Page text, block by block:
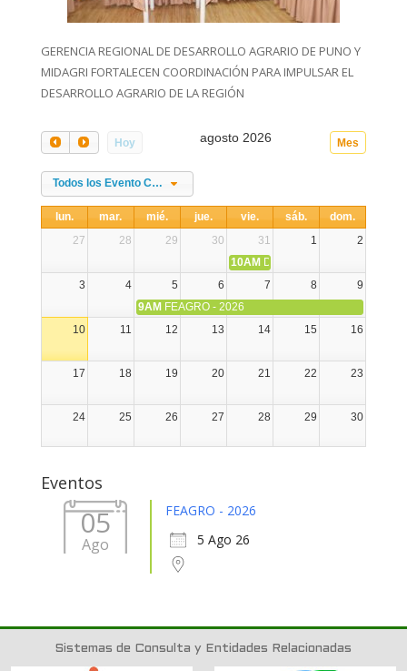
GERENCIA REGIONAL DE DESARROLLO AGRARIO DE PUNO Y
MIDAGRI FORTALECEN COORDINACIÓN PARA IMPULSAR EL
DESARROLLO AGRARIO DE LA REGIÓN
Hoy Mes
agosto 2026
Todos los Evento Categories
lun. mar. mié. jue. vie. sáb.
dom.
27
28 29 30 31 1
2
10AM DIA NACIONAL DE LA
3
4 5 6 7 8
9
9AM FEAGRO - 2026
10
11 12 13 14 15 16
17 18 19 20 21 22 23
24 25 26 27 28 29 30
Eventos
05
Ago
FEAGRO - 2026
5 Ago 26
Sistemas de Consulta y Entidades Relacionadas